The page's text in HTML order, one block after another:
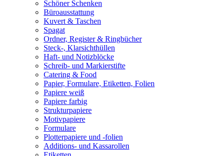
Schöner Schenken
Büroausstattung
Kuvert & Taschen
Spagat
Ordner, Register & Ringbücher
Steck-, Klarsichthüllen
Haft- und Notizblöcke
Schreib- und Markierstifte
Catering & Food
Papier, Formulare, Etiketten, Folien
Papiere weiß
Papiere farbig
Strukturpapiere
Motivpapiere
Formulare
Plotterpapiere und -folien
Additions- und Kassarollen